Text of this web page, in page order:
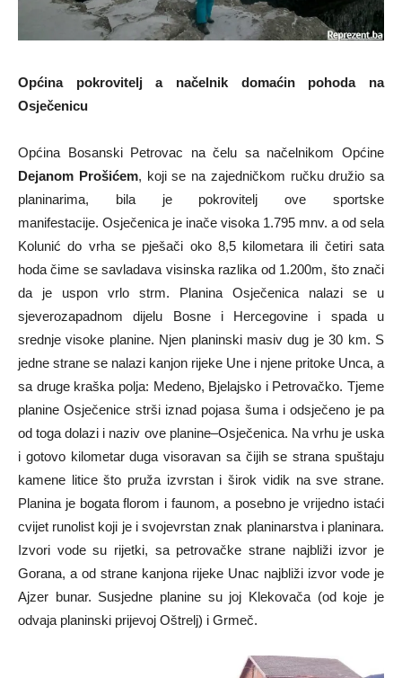
Općina pokrovitelj a načelnik domaćin pohoda na
Osječenicu
Općina Bosanski Petrovac na čelu sa načelnikom Općine
Dejanom Prošićem, koji se na zajedničkom ručku družio sa
planinarima, bila je pokrovitelj ove sportske
manifestacije. Osječenica je inače visoka 1.795 mnv. a od sela
Kolunić do vrha se pješači oko 8,5 kilometara ili četiri sata
hoda čime se savladava visinska razlika od 1.200m, što znači
da je uspon vrlo strm. Planina Osječenica nalazi se u
sjeverozapadnom dijelu Bosne i Hercegovine i spada u
srednje visoke planine. Njen planinski masiv dug je 30 km. S
jedne strane se nalazi kanjon rijeke Une i njene pritoke Unca, a
sa druge kraška polja: Medeno, Bjelajsko i Petrovačko. Tjeme
planine Osječenice strši iznad pojasa šuma i odsječeno je pa
od toga dolazi i naziv ove planine–Osječenica. Na vrhu je uska
i gotovo kilometar duga visoravan sa čijih se strana spuštaju
kamene litice što pruža izvrstan i širok vidik na sve strane.
Planina je bogata florom i faunom, a posebno je vrijedno istaći
cvijet runolist koji je i svojevrstan znak planinarstva i planinara.
Izvori vode su rijetki, sa petrovačke strane najbliži izvor je
Gorana, a od strane kanjona rijeke Unac najbliži izvor vode je
Ajzer bunar. Susjedne planine su joj Klekovača (od koje je
odvaja planinski prijevoj Oštrelj) i Grmeč.